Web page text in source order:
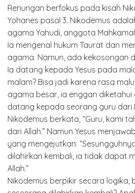
Renungan berfokus pada kisah
Yohanes pasal 3. Nikodemus
agama Yahudi, anggota
Ia mengenal hukum Taurat dan
agama. Namun, ada kekosongan
Ia datang kepada Yesus pada
malam? Bisa jadi karena rasa
agama besar, ia enggan
datang kepada seorang guru dari
Nikodemus berkata, “Guru, kami
dari Allah.” Namun Yesus
yang mengejutkan:
dilahirkan kembali, ia tidak dapat
Allah.”
Nikodemus berpikir secara logika,